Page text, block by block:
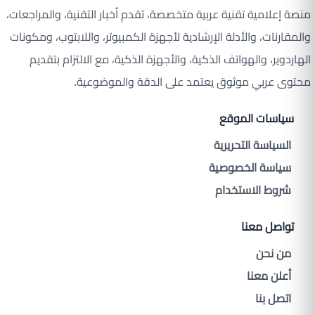
منصة إعلامية تقنية عربية متخصصة، تقدم أخبار التقنية، والمراجعات،
والمقارنات، والأدلة الإرشادية لأجهزة الكمبيوتر، واللابتوب، ومكونات
الهاردوير، والهواتف الذكية، والأجهزة الذكية، مع الالتزام بتقديم
محتوى عربي موثوق يعتمد على الدقة والموضوعية.
سياسات الموقع
السياسة التحريرية
سياسة الخصوصية
شروط الاستخدام
تواصل معنا
من نحن
أعلن معنا
اتصل بنا